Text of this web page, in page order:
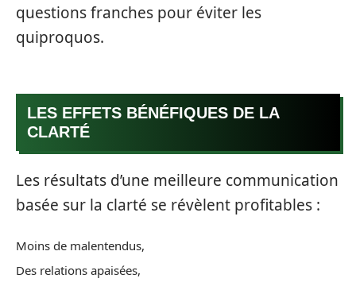
questions franches pour éviter les
quiproquos.
LES EFFETS BÉNÉFIQUES DE LA
CLARTÉ
Les résultats d’une meilleure communication
basée sur la clarté se révèlent profitables :
Moins de malentendus,
Des relations apaisées,